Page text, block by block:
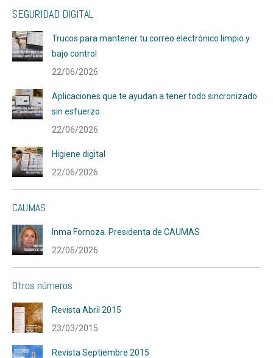
SEGURIDAD DIGITAL
Trucos para mantener tu correo electrónico limpio y
bajo control
22/06/2026
Aplicaciones que te ayudan a tener todo sincronizado
sin esfuerzo
22/06/2026
Higiene digital
22/06/2026
CAUMAS
Inma Fornoza. Presidenta de CAUMAS
22/06/2026
Otros números
Revista Abril 2015
23/03/2015
Revista Septiembre 2015